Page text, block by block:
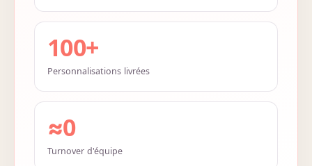
100+
Personnalisations livrées
≈0
Turnover d'équipe